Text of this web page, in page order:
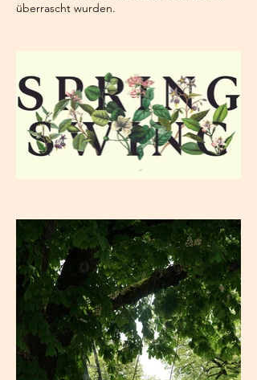
überrascht wurden.